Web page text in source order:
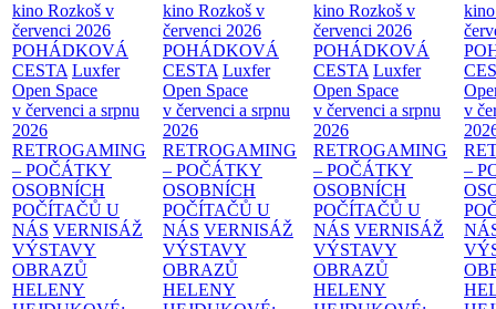
kino Rozkoš v
červenci 2026
POHÁDKOVÁ
CESTA Luxfer
Open Space
v červenci a srpnu
2026
RETROGAMING
– POČÁTKY
OSOBNÍCH
POČÍTAČŮ U
NÁS VERNISÁŽ
VÝSTAVY
OBRAZŮ
HELENY
kino Rozkoš v
červenci 2026
POHÁDKOVÁ
CESTA Luxfer
Open Space
v červenci a srpnu
2026
RETROGAMING
– POČÁTKY
OSOBNÍCH
POČÍTAČŮ U
NÁS VERNISÁŽ
VÝSTAVY
OBRAZŮ
HELENY
kino Rozkoš v
červenci 2026
POHÁDKOVÁ
CESTA Luxfer
Open Space
v červenci a srpnu
2026
RETROGAMING
– POČÁTKY
OSOBNÍCH
POČÍTAČŮ U
NÁS VERNISÁŽ
VÝSTAVY
OBRAZŮ
HELENY
v
–